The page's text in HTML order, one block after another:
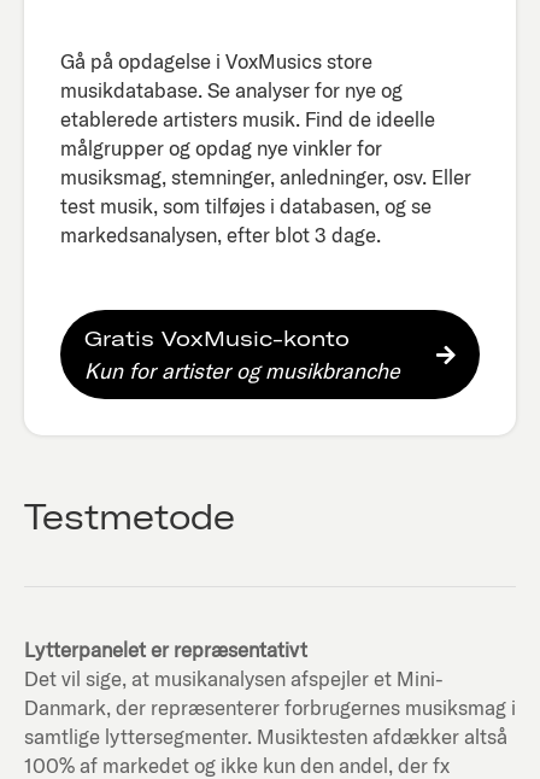
Gå på opdagelse i VoxMusics store
musikdatabase. Se analyser for nye og
etablerede artisters musik. Find de ideelle
målgrupper og opdag nye vinkler for
musiksmag, stemninger, anledninger, osv. Eller
test musik, som tilføjes i databasen, og se
markedsanalysen, efter blot 3 dage.​
Gratis VoxMusic-konto
Kun for artister og musikbranche
Testmetode
Lytterpanelet er repræsentativt
Det vil sige, at musikanalysen afspejler et Mini-
Danmark, der repræsenterer forbrugernes musiksmag i
samtlige lyttersegmenter. Musiktesten afdækker altså
100% af markedet og ikke kun den andel, der fx